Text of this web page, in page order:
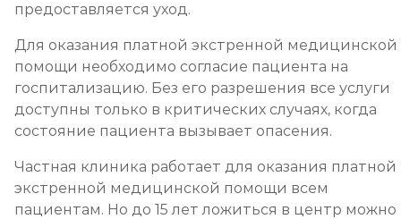
предоставляется уход.
Для оказания платной экстренной медицинской
помощи необходимо согласие пациента на
госпитализацию. Без его разрешения все услуги
доступны только в критических случаях, когда
состояние пациента вызывает опасения.
Частная клиника работает для оказания платной
экстренной медицинской помощи всем
пациентам. Но до 15 лет ложиться в центр можно